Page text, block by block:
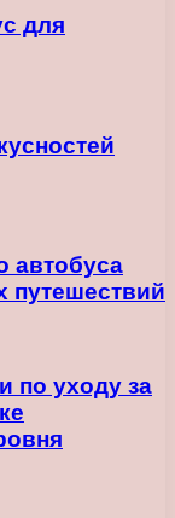
для
автобуса
путешествий
по уходу за